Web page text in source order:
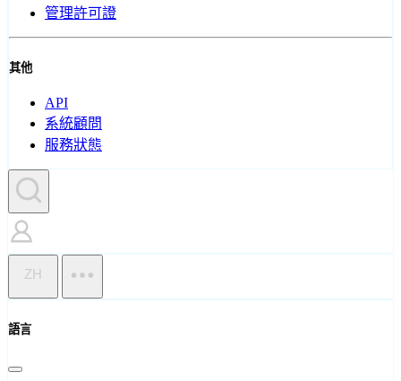
管理許可證
其他
API
系統顧問
服務狀態
ZH
語言